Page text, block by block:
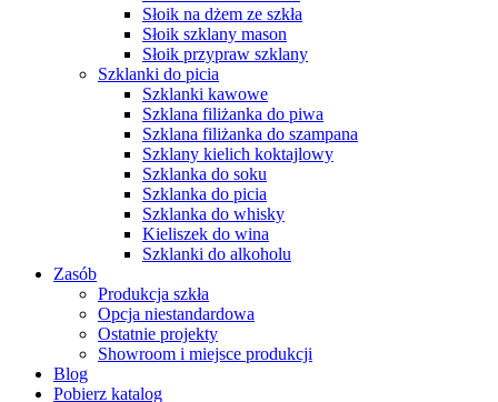
Słoik na dżem ze szkła
Słoik szklany mason
Słoik przypraw szklany
Szklanki do picia
Szklanki kawowe
Szklana filiżanka do piwa
Szklana filiżanka do szampana
Szklany kielich koktajlowy
Szklanka do soku
Szklanka do picia
Szklanka do whisky
Kieliszek do wina
Szklanki do alkoholu
Zasób
Produkcja szkła
Opcja niestandardowa
Ostatnie projekty
Showroom i miejsce produkcji
Blog
Pobierz katalog